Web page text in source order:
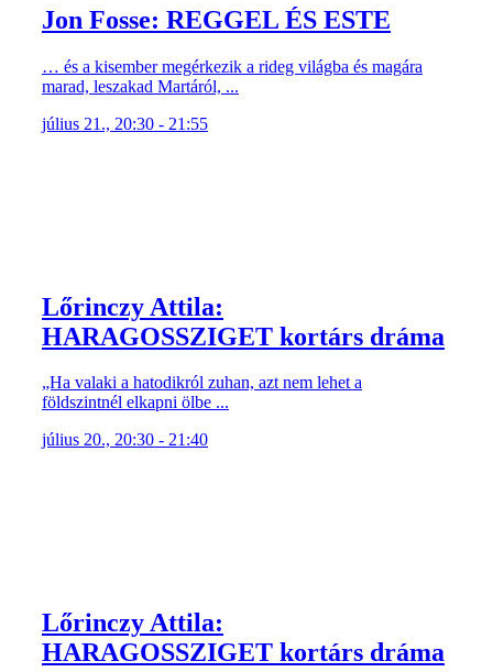
Jon Fosse: REGGEL ÉS ESTE
… és a kisember megérkezik a rideg világba és magára
marad, leszakad Martáról, ...
július 21., 20:30 - 21:55
Lőrinczy Attila:
HARAGOSSZIGET kortárs dráma
„Ha valaki a hatodikról zuhan, azt nem lehet a
földszintnél elkapni ölbe ...
július 20., 20:30 - 21:40
Lőrinczy Attila:
HARAGOSSZIGET kortárs dráma